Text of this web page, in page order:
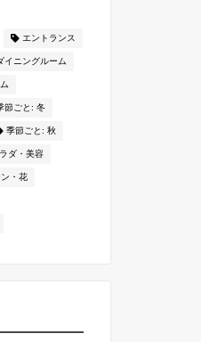
エントランス
イニングルーム
節ごと: 冬
季節ごと: 秋
ダ・美容
・花